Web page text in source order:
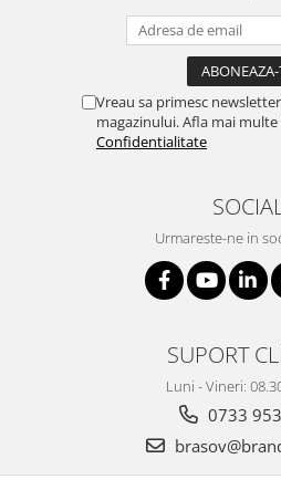
Vreau sa primesc
magazinului. Afla mai multe
Confidentialitate
Urmareste-ne in
SUPORT
Luni - Vineri:
0733